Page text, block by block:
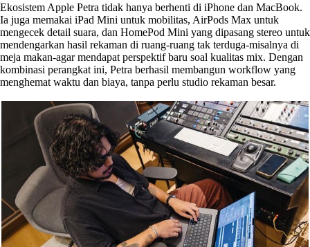
Ekosistem Apple Petra tidak hanya berhenti di iPhone dan MacBook.
Ia juga memakai iPad Mini untuk mobilitas, AirPods Max untuk
mengecek detail suara, dan HomePod Mini yang dipasang stereo untuk
mendengarkan hasil rekaman di ruang-ruang tak terduga-misalnya di
meja makan-agar mendapat perspektif baru soal kualitas mix. Dengan
kombinasi perangkat ini, Petra berhasil membangun workflow yang
menghemat waktu dan biaya, tanpa perlu studio rekaman besar.